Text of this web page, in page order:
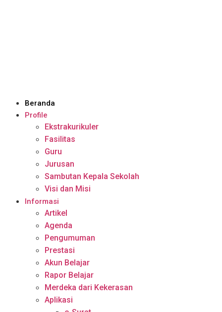
Beranda
Profile
Ekstrakurikuler
Fasilitas
Guru
Jurusan
Sambutan Kepala Sekolah
Visi dan Misi
Informasi
Artikel
Agenda
Pengumuman
Prestasi
Akun Belajar
Rapor Belajar
Merdeka dari Kekerasan
Aplikasi